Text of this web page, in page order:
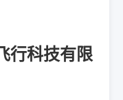
行科技有限